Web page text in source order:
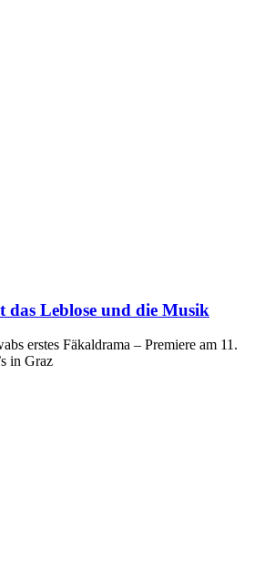
das Leblose und die Musik
erstes Fäkaldrama – Premiere am 11.
in Graz